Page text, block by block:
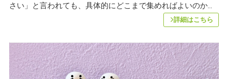
さい」と言われても、具体的にどこまで集めればよいのか...
詳細はこちら
9時～18時（土日祝日は定休日）